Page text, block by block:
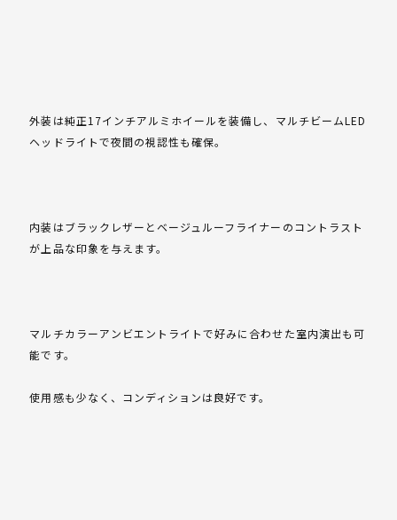
外装は純正17インチアルミホイールを装備し、マルチビームLED
ヘッドライトで夜間の視認性も確保。
内装はブラックレザーとベージュルーフライナーのコントラスト
が上品な印象を与えます。
マルチカラーアンビエントライトで好みに合わせた室内演出も可
能です。
使用感も少なく、コンディションは良好です。